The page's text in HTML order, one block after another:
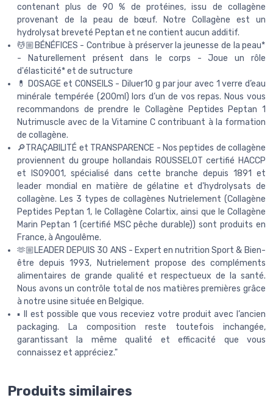
contenant plus de 90 % de protéines, issu de collagène
provenant de la peau de bœuf. Notre Collagène est un
hydrolysat breveté Peptan et ne contient aucun additif.
💆🏼BÉNÉFICES - Contribue à préserver la jeunesse de la peau*
- Naturellement présent dans le corps - Joue un rôle
d'élasticité* et de sutructure
💊 DOSAGE et CONSEILS - Diluer10 g par jour avec 1 verre d’eau
minérale tempérée (200ml) lors d’un de vos repas. Nous vous
recommandons de prendre le Collagène Peptides Peptan 1
Nutrimuscle avec de la Vitamine C contribuant à la formation
de collagène.
🔎TRAÇABILITÉ et TRANSPARENCE - Nos peptides de collagène
proviennent du groupe hollandais ROUSSELOT certifié HACCP
et ISO9001, spécialisé dans cette branche depuis 1891 et
leader mondial en matière de gélatine et d'hydrolysats de
collagène. Les 3 types de collagènes Nutrielement (Collagène
Peptides Peptan 1, le Collagène Colartix, ainsi que le Collagène
Marin Peptan 1 (certifié MSC pêche durable)) sont produits en
France, à Angoulême.
🫶🏼LEADER DEPUIS 30 ANS - Expert en nutrition Sport & Bien-
être depuis 1993, Nutrielement propose des compléments
alimentaires de grande qualité et respectueux de la santé.
Nous avons un contrôle total de nos matières premières grâce
à notre usine située en Belgique.
▪️ Il est possible que vous receviez votre produit avec l’ancien
packaging. La composition reste toutefois inchangée,
garantissant la même qualité et efficacité que vous
connaissez et appréciez."
Produits similaires